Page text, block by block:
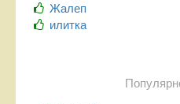
Жалеп
илитка